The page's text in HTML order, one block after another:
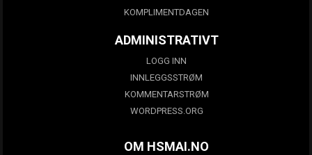
KOMPLIMENTDAGEN
ADMINISTRATIVT
LOGG INN
INNLEGGSSTRØM
KOMMENTARSTRØM
WORDPRESS.ORG
OM HSMAI.NO